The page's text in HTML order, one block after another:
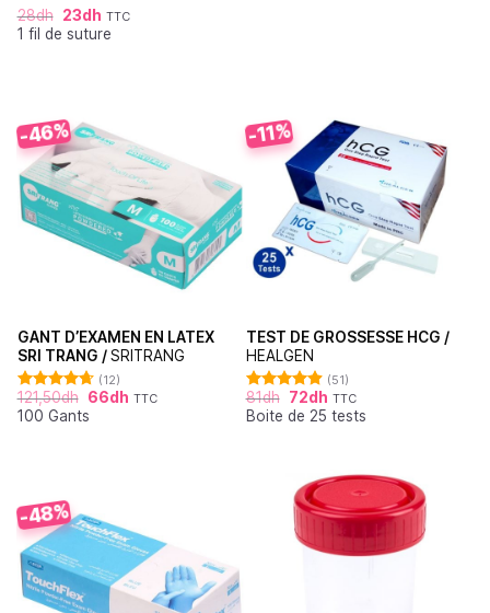
28dh 23dh TTC
1 fil de suture
-46%
GANT D’EXAMEN EN LATEX
SRI TRANG /SRITRANG
Note4.67
sur 5
(12)
121,50dh 66dh TTC
100 Gants
-11%
TEST DE GROSSESSE HCG /
HEALGEN
Note
4.88
sur 5
(51)
81dh 72dh TTC
Boite de 25 tests
-48%